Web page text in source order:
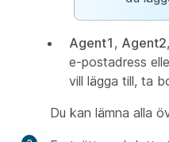
Agent1 , Agent2
e-postadress
vill lägga till, ta
Du kan lämna alla